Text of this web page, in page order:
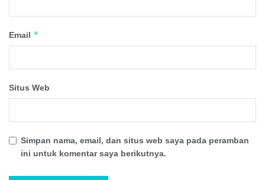
Email *
Situs Web
Simpan nama, email, dan situs web saya pada peramban
ini untuk komentar saya berikutnya.